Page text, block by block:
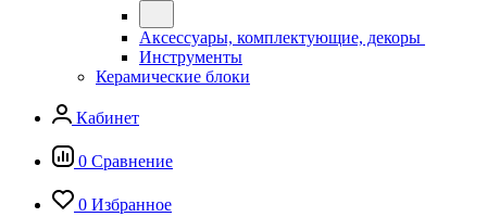
Аксессуары, комплектующие, декоры
Инструменты
Керамические блоки
Кабинет
0 Сравнение
0 Избранное